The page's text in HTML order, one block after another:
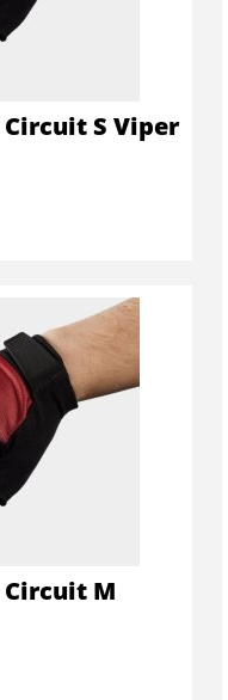
S Viper
Circuit M